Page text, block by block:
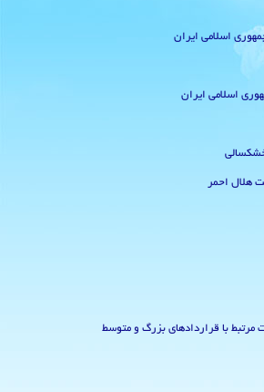
اسلامی ایران
اسلامی ایران
هلال احمر
مرتبط با قراردادهای بزرگ و متوسط